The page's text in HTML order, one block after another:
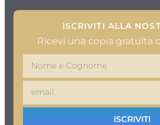
ISCRIVITI ALLA
Ricevi una copia gratuita
ISCRIVITI